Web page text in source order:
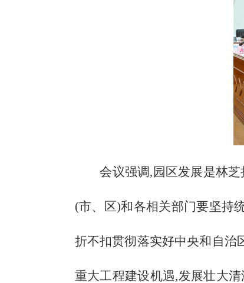
会议强调,园区发展是林
(市、区)和各相关部门要坚持
折不扣贯彻落实好中央和自治
重大工程建设机遇,发展壮大